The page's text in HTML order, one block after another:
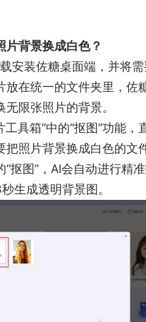
片背景换成白色？
装佐糖桌面端，并将需
放在统一的文件夹里，佐
限张照片的背景。
具箱”中的“抠图”功能，
把照片背景换成白色的文
抠图”，AI会自动进行精准
生成透明背景图。